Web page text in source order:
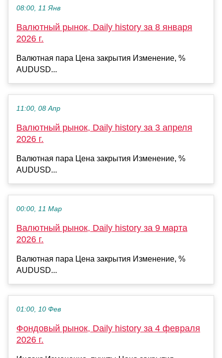
08:00, 11 Янв
Валютный рынок, Daily history за 8 января
2026 г.
Валютная пара Цена закрытия Изменение, %
AUDUSD...
11:00, 08 Апр
Валютный рынок, Daily history за 3 апреля
2026 г.
Валютная пара Цена закрытия Изменение, %
AUDUSD...
00:00, 11 Мар
Валютный рынок, Daily history за 9 марта
2026 г.
Валютная пара Цена закрытия Изменение, %
AUDUSD...
01:00, 10 Фев
Фондовый рынок, Daily history за 4 февраля
2026 г.